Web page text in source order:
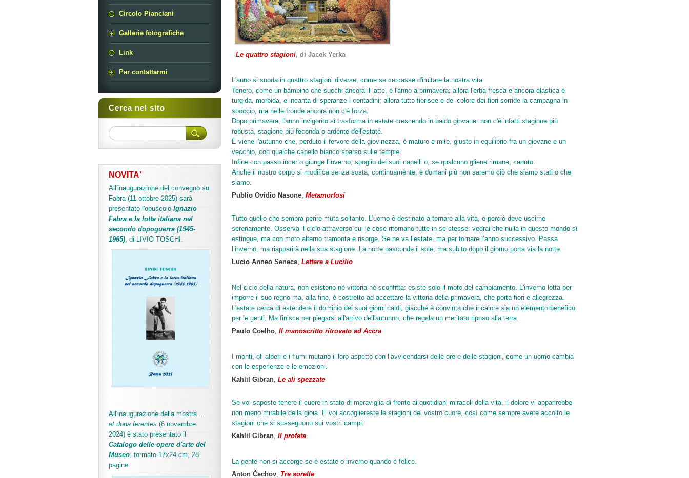
Le quattro stagioni, di Jacek Yerka
L'anno si snoda in quattro stagioni diverse, come se cercasse d'imitare la nostra vita.
Tenero, come un bambino che succhi ancora il latte, è l'anno a primavera: allora l'erba fresca e ancora elastica è
turgida, morbida, e incanta di speranze i contadini; allora tutto fiorisce e del colore dei fiori sorride la campagna in
sboccio, ma nelle fronde ancora non c'è forza.
Dopo primavera, l'anno invigorito si trasforma in estate crescendo in baldo giovane: non c'è infatti stagione più
robusta, stagione più feconda o ardente dell'estate.
E viene l'autunno che, perduto il fervore della giovinezza, è maturo e mite, giusto in equilibrio fra un giovane e un
vecchio, con qualche capello bianco sparso sulle tempie.
Infine con passo incerto giunge l'inverno, spoglio dei suoi capelli o, se qualcuno gliene rimane, canuto.
Anche il nostro corpo si modifica senza sosta, continuamente, e domani più non saremo ciò che siamo stati o che
siamo.
Publio Ovidio Nasone, Metamorfosi
Tutto quello che sembra perire muta soltanto. L’uomo è destinato a tornare alla vita, e perciò deve uscirne
serenamente. Osserva il ciclo attraverso cui le cose ritornano tutte in se stesse: vedrai che nulla in questo mondo si
estingue, ma con moto alterno tramonta e risorge. Se ne va l’estate, ma per tornare l’anno successivo. Passa
l’inverno, ma riapparirà nella sua stagione. La notte nasconde il sole, ma subito dopo il giorno porta via la notte.
Lucio Anneo Seneca, Lettere a Lucilio
Nel ciclo della natura, non esistono né vittoria né sconfitta: esiste solo il moto del cambiamento. L'inverno lotta per
imporre il suo regno ma, alla fine, è costretto ad accettare la vittoria della primavera, che porta fiori e allegrezza.
L'estate cerca di estendere il dominio dei suoi giorni caldi, giacché è convinta che il calore sia un elemento benefico
per le genti. Ma finisce per piegarsi all'arrivo dell'autunno, che regala un meritato riposo alla terra.
Paulo Coelho, Il manoscritto ritrovato ad Accra
I monti, gli alberi e i fiumi mutano il loro aspetto con l’avvicendarsi delle ore e delle stagioni, come un uomo cambia
con le esperienze e le emozioni.
Kahlil Gibran, Le ali spezzate
Se voi sapeste tenere il cuore in stato di meraviglia di fronte ai quotidiani miracoli della vita, il dolore vi apparirebbe
non meno mirabile della gioia. E voi accogliereste le stagioni del vostro cuore, così come sempre avete accolto le
stagioni che si susseguono sui vostri campi.
Kahlil Gibran, Il profeta
La gente non si accorge se è estate o inverno quando è felice.
Anton Čechov, Tre sorelle
Circolo Pianciani
Gallerie fotografiche
Link
Per contattarmi
Cerca nel sito
NOVITA'
All'inaugurazione del convegno su
Fabra (11 ottobre 2025) sarà
presentato l'opuscolo Ignazio
Fabra e la lotta italiana nel
secondo dopoguerra (1945-
1965), di LIVIO TOSCHI.
All'inaugurazione della mostra ...
et dona ferentes (6 novembre
2024) è stato presentato il
Catalogo delle opere d'arte del
Museo, formato 17x24 cm, 28
pagine.